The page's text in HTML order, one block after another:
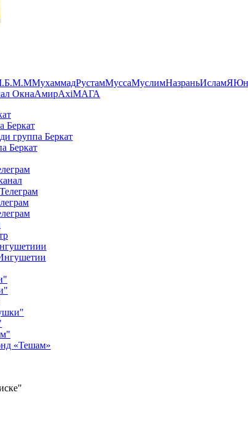
Б.М.ММухаммадРустамМуссаМуслимНазраньИсламЯ
ОкнаАмирAxiМАГА
Беркат
группа Беркат
Беркат
«Тешам»